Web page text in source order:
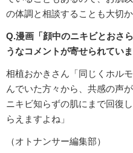
の体調と相談することも大切か
Q.漫画「顔中のニキビとおさ
うなコメントが寄せられていま
相植おかきさん「同じくホル
んでいた方々から、共感の声
ニキビ知らずの肌にまで回復
らえますよね」
（オトナンサー編集部）